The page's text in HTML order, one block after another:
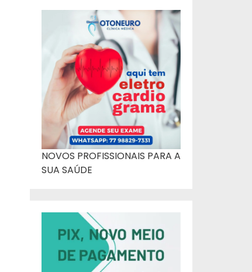
NOVOS PROFISSIONAIS PARA A
SUA SAÚDE